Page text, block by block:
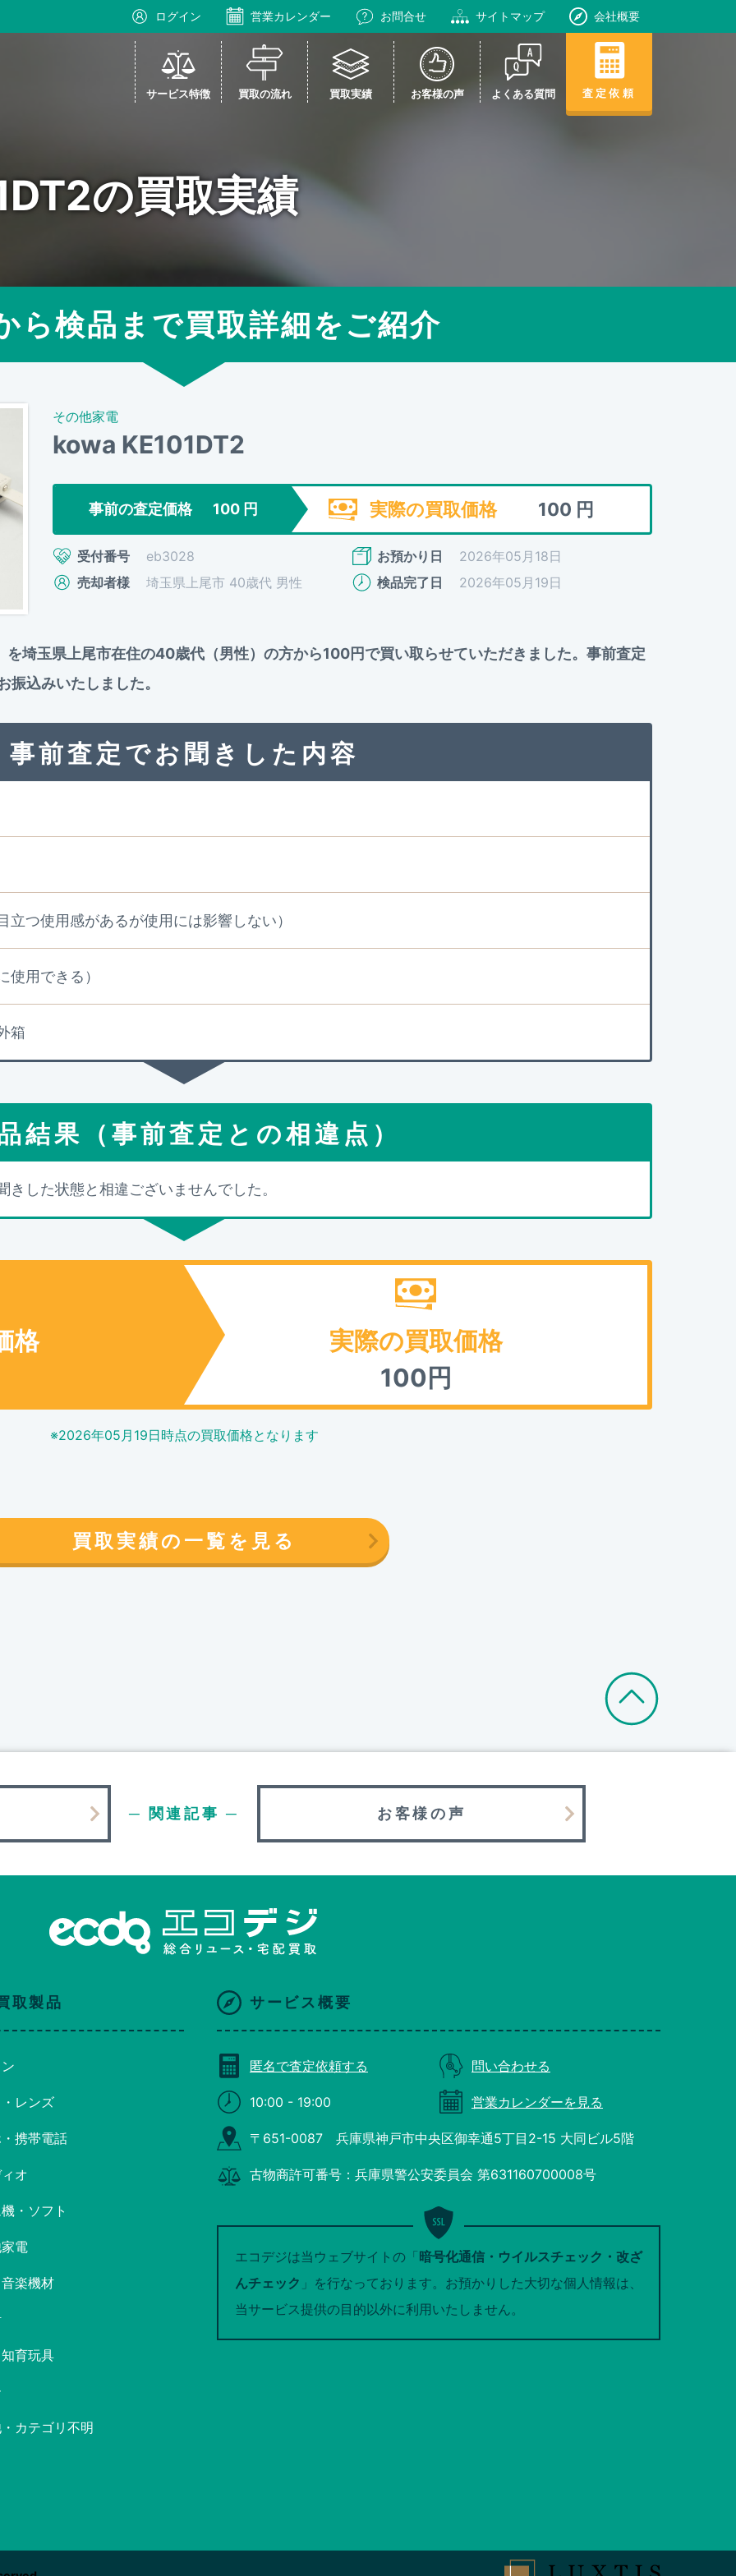
ログイン 営業カレンダー お問合せ サイトマップ 会社概要
サービス特徴 買取の流れ 買取実績 お客様の声 よくある質問 査定依頼
の買取実績
ら検品まで買取詳細をご紹介
その他家電
kowa KE101DT2
事前の査定価格 100円 実際の買取価格 100 円
受付番号
eb3028
売却者様
埼玉県上尾市 40歳代 男性
お預かり日
2026年05月18日
検品完了日
2026年05月19日
埼玉県上尾市在住の40歳代（男性）の方から100円で買い取らせていただきました。事前査定
込みいたしました。
事前査定でお聞きした内容
つ使用感があるが使用には影響しない）
使用できる）
箱
結果（事前査定との相違点）
きした状態と相違ございませんでした。
格
実際の買取価格
100 円
※2026年05月19日時点の買取価格となります
買取実績の一覧を見る
─ 関連記事 ─ お客様の声
取製品
レンズ
携帯電話
オ
・ソフト
電
楽機材
育玩具
カテゴリ不明
サービス概要
匿名で査定依頼する 問い合わせる
10:00 - 19:00 営業カレンダーを見る
〒651-0087 兵庫県神戸市中央区御幸通5丁目2-15 大同ビル5階
古物商許可番号：兵庫県警公安委員会 第631160700008号
エコデジは当ウェブサイトの「暗号化通信・ウイルスチェック・改ざ
んチェック 」を行なっております。お預かりした大切な個人情報は、
当サービス提供の目的以外に利用いたしません。